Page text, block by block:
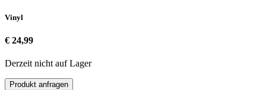
Vinyl
€ 24,99
Derzeit nicht auf Lager
Produkt anfragen